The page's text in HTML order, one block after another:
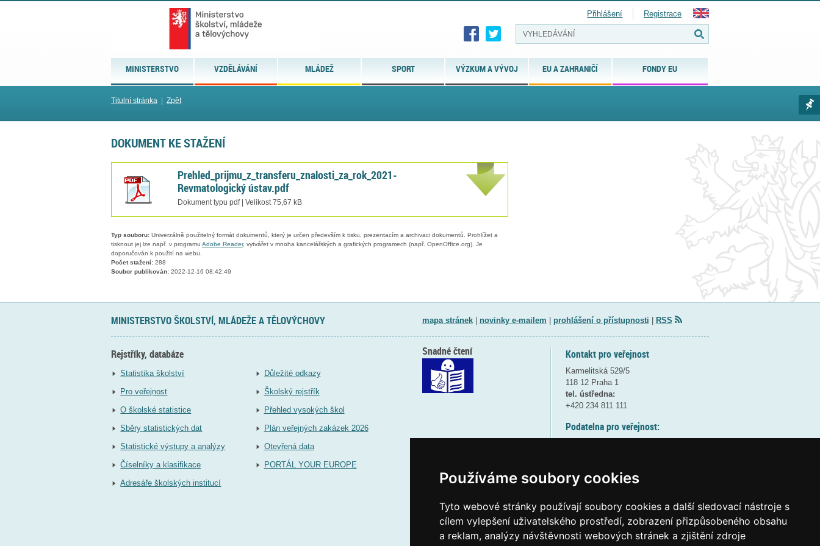
Používáme soubory cookies
Tyto webové stránky používají soubory cookies a další sledovací nástroje s
cílem vylepšení uživatelského prostředí, zobrazení přizpůsobeného obsahu
a reklam, analýzy návštěvnosti webových stránek a zjištění zdroje
MINISTERSTVO VZDĚLÁVÁNÍ MLÁDEŽ SPORT VÝZKUM A VÝVOJ EU A ZAHRANIČÍ FONDY EU
Přihlášení Registrace
Titulní stránka Zpět
DOKUMENT KE STAŽENÍ
Prehled_prijmu_z_transferu_znalosti_za_rok_2021-
Revmatologický ústav.pdf
Dokument typu pdf | Velikost 75,67 kB
Typ souboru: Univerzálně použitelný formát dokumentů, který je určen především k tisku, prezentacím a archivaci dokumentů. Prohlížet a
tisknout jej lze např. v programu Adobe Reader, vytvářet v mnoha kancelářských a grafických programech (např. OpenOffice.org). Je
doporučován k použití na webu.
Počet stažení: 288
Soubor publikován: 2022-12-16 08:42:49
MINISTERSTVO ŠKOLSTVÍ, MLÁDEŽE A TĚLOVÝCHOVY mapa stránek| novinky e-mailem prohlášení o přístupnosti RSS
Rejstříky, databáze
Statistika školství
Pro veřejnost
O školské statistice
Sběry statistických dat
Statistické výstupy a analýzy
Číselníky a klasifikace
Adresáře školských institucí
Důležité odkazy
Školský rejstřík
Přehled vysokých škol
Plán veřejných zakázek 2026
Otevřená data
PORTÁL YOUR EUROPE
Kontakt pro veřejnost
Karmelitská 529/5
118 12 Praha 1
tel. ústředna:
+420 234 811 111
Podatelna pro veřejnost:
(více informací
Elektronická podatelna:
posta@msmtgov cz
Snadné čtení